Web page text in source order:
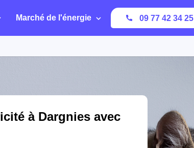
Marché de l'énergie 09 77 42 34 25